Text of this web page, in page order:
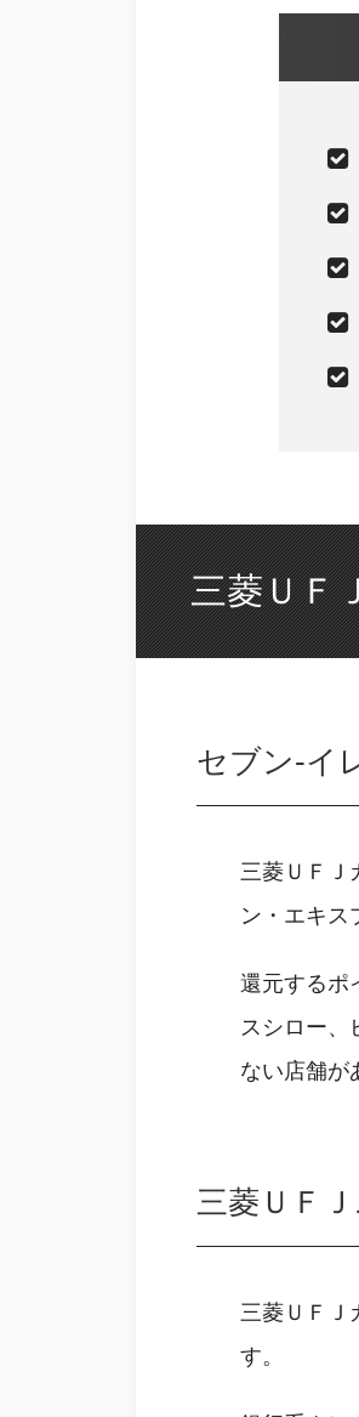
三菱ＵＦ
セブン‐イ
三菱ＵＦＪ
ン・エキス
還元するポ
スシロー、
ない店舗が
三菱ＵＦ
三菱ＵＦＪ
す。